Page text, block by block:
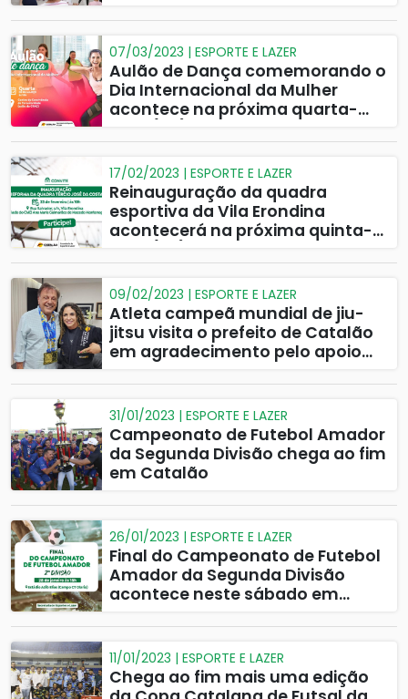
07/03/2023 | ESPORTE E LAZER
Aulão de Dança comemorando o
Dia Internacional da Mulher
acontece na próxima quarta-
17/02/2023 | ESPORTE E LAZER
Reinauguração da quadra
esportiva da Vila Erondina
acontecerá na próxima quinta-
09/02/2023 | ESPORTE E LAZER
Atleta campeã mundial de jiu-
jitsu visita o prefeito de Catalão
em agradecimento pelo apoio
31/01/2023 | ESPORTE E LAZER
Campeonato de Futebol Amador
da Segunda Divisão chega ao fim
em Catalão
26/01/2023 | ESPORTE E LAZER
Final do Campeonato de Futebol
Amador da Segunda Divisão
acontece neste sábado em
11/01/2023 | ESPORTE E LAZER
Chega ao fim mais uma edição